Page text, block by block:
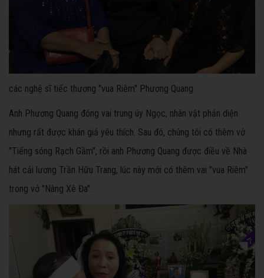
các nghệ sĩ tiếc thương "vua Riêm" Phương Quang
Anh Phương Quang đóng vai trung úy Ngọc, nhân vật phản diện
nhưng rất được khán giả yêu thích. Sau đó, chúng tôi có thêm vở
"Tiếng sóng Rạch Gầm", rồi anh Phương Quang được điều về Nhà
hát cải lương Trần Hữu Trang, lúc này mới có thêm vai "vua Riêm"
trong vở "Nàng Xê Đa".